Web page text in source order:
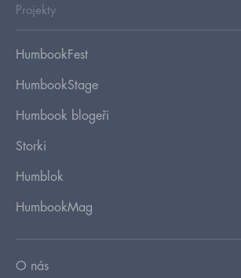
Projekty
HumbookFest
HumbookStage
Humbook blogeři
Storki
Humblok
HumbookMag
O nás